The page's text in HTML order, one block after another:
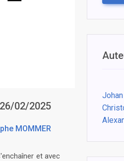
02/2025
MOMMER
et avec
Johan